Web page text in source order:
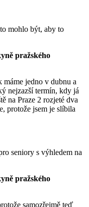
mohlo být, aby to
pražského
máme jedno v dubnu a
nejzazší termín, kdy já
na Praze 2 rozjeté dva
protože jsem je slíbila
seniory s výhledem na
pražského
samozřejmě teď